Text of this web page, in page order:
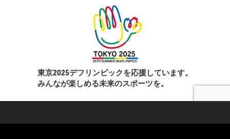
東京2025デフリンピックを応援しています。
みんなが楽しめる未来のスポーツを。